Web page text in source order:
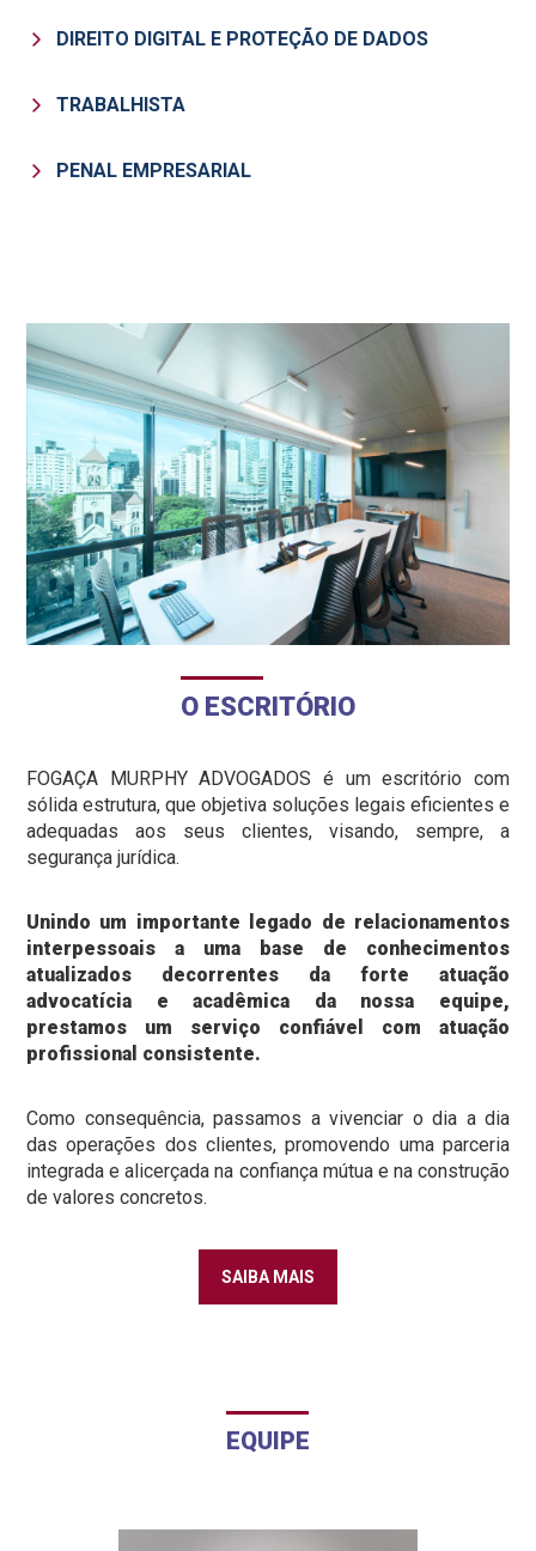
DIREITO DIGITAL E PROTEÇÃO DE DADOS
TRABALHISTA
PENAL EMPRESARIAL
O ESCRITÓRIO
FOGAÇA MURPHY ADVOGADOS é um escritório com
sólida estrutura, que objetiva soluções legais eficientes e
adequadas aos seus clientes, visando, sempre, a
segurança jurídica.
Unindo um importante legado de relacionamentos
interpessoais a uma base de conhecimentos
atualizados decorrentes da forte atuação
advocatícia e acadêmica da nossa equipe,
prestamos um serviço confiável com atuação
profissional consistente.
Como consequência, passamos a vivenciar o dia a dia
das operações dos clientes, promovendo uma parceria
integrada e alicerçada na confiança mútua e na construção
de valores concretos.
SAIBA MAIS
EQUIPE